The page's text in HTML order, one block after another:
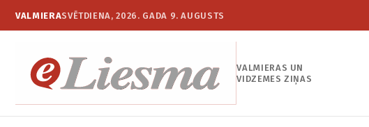
VALMIERASVĒTDIENA, 2026. GADA 9. AUGUSTS
VALMIERAS UN
VIDZEMES ZIŅAS